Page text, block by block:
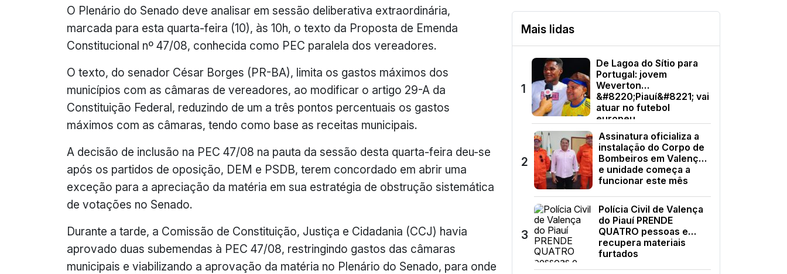
O Plenário do Senado deve analisar em sessão deliberativa extraordinária,
marcada para esta quarta-feira (10), às 10h, o texto da Proposta de Emenda
Constitucional nº 47/08, conhecida como PEC paralela dos vereadores.
O texto, do senador César Borges (PR-BA), limita os gastos máximos dos
municípios com as câmaras de vereadores, ao modificar o artigo 29-A da
Constituição Federal, reduzindo de um a três pontos percentuais os gastos
máximos com as câmaras, tendo como base as receitas municipais.
A decisão de inclusão na PEC 47/08 na pauta da sessão desta quarta-feira deu-se
após os partidos de oposição, DEM e PSDB, terem concordado em abrir uma
exceção para a apreciação da matéria em sua estratégia de obstrução sistemática
de votações no Senado.
Durante a tarde, a Comissão de Constituição, Justiça e Cidadania (CCJ) havia
aprovado duas subemendas à PEC 47/08, restringindo gastos das câmaras
municipais e viabilizando a aprovação da matéria no Plenário do Senado, para onde
Mais lidas
1
De Lagoa do Sítio para
Portugal: jovem
Weverton
&#8220;Piauí&#8221; vai
atuar no futebol
europeu
2
Assinatura oficializa a
instalação do Corpo de
Bombeiros em Valença
e unidade começa a
funcionar este mês
3
Polícia Civil de Valença
do Piauí PRENDE
QUATRO pessoas e
recupera materiais
furtados